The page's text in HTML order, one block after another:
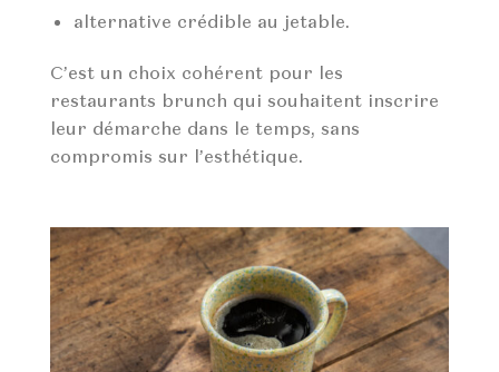
alternative crédible au jetable.
C’est un choix cohérent pour les
restaurants brunch qui souhaitent inscrire
leur démarche dans le temps, sans
compromis sur l’esthétique.